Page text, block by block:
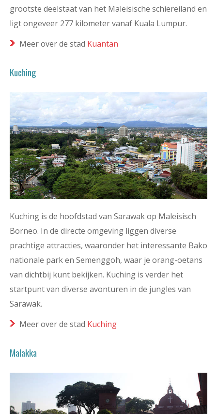
grootste deelstaat van het Maleisische schiereiland en
ligt ongeveer 277 kilometer vanaf Kuala Lumpur.
Meer over de stad Kuantan
Kuching
Kuching is de hoofdstad van Sarawak op Maleisisch
Borneo. In de directe omgeving liggen diverse
prachtige attracties, waaronder het interessante Bako
nationale park en Semenggoh, waar je orang-oetans
van dichtbij kunt bekijken. Kuching is verder het
startpunt van diverse avonturen in de jungles van
Sarawak.
Meer over de stad Kuching
Malakka